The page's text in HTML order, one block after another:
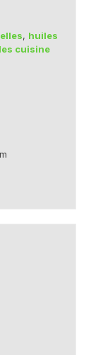
, huiles
cuisine